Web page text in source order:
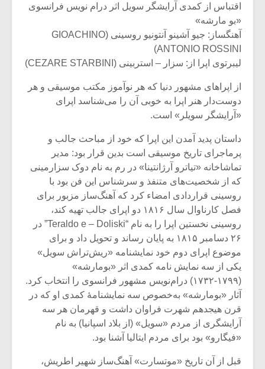
اقتباس از کمدی آرایشگر سویل اثر درام نویس فرانسوی
«بو مارشه»
آهنگساز: جیو آشینو آنتونیو روسینی (GIOACHINO
ANTONIO ROSSINI)
لیبرتوی اپرا از: سزار – استربینی (CEZARE STARBINI)
از اپراهای مشهور دنیا که هر نوآموز مکتب موسیقی و هر
دوست‌دار هنر اپرا به خوبی آن را می‌شناسد اپرای
«آرایشگر سویلر» است.
داستان پدید آمدن این اپرا که خود از مباحث جالب و
پرماجرای‌ تاریخ موسیقی است بدین قرار بود: مدیر
تماشاخانه «تیاترو آرژانتینا» در رم به نام دوک سزارمینی
که از شخصیت‌های متنفذ و سرشناس این فن بود با
روسینی قراردادی امضاء کرد که آهنگ‌ساز مزبور برای
فصل کارناوال سال ۱۸۱۶ دو اپرای جالب تهیه کند،
روسینی نخستین اپرا را به نام “Teraldo e – Doliski”‏ در
۲۶ دسامبر ۱۸۱۵ به پایان رساند و تحویل داد و برای
موضوع اپرای دوم خود نمایشنامه «ریش‌تراش سویل»
یکی از سه نمایش نامه کمدی اثر «بومارشه»
(۱۷۹۹-۱۷۳۲) درام‌نویس مشهور فرانسوی را انتخاب کرد.
آثار «بومارشه» به‌خصوص سه نمایشنامهٔ کمدی او که در
قرن هیجدهم شهرت فراوان داشت و قهرمان هر سه
آرایشگری از مردم «سویل» (از بلاد اسپانیا) به نام
«فیگارو» بود برای مردم ایتالیا آشنا بود.
قبل از آن تاریخ «موتسارت» آهنگ‌ساز شهیر اطریش،
میکلوش روژا
یادداشتی بر موسیقی
متن فیلم «متری
شیش و نیم»